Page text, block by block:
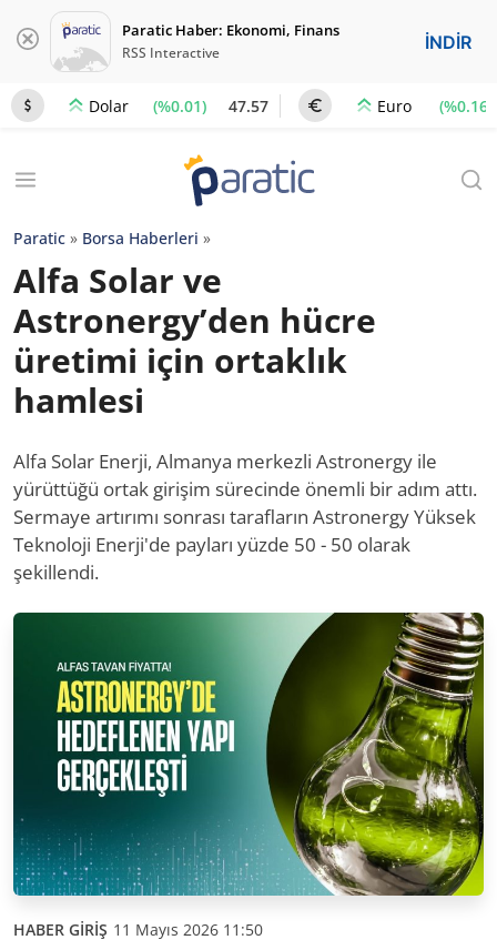
Paratic Haber: Ekonomi, Finans
RSS Interactive İNDİR
Dolar (%0.01) 47.57 Euro (%0.16)
Paratic » Borsa Haberleri »
Alfa Solar ve
Astronergy’den hücre
üretimi için ortaklık
hamlesi
Alfa Solar Enerji, Almanya merkezli Astronergy ile
yürüttüğü ortak girişim sürecinde önemli bir adım attı.
Sermaye artırımı sonrası tarafların Astronergy Yüksek
Teknoloji Enerji'de payları yüzde 50 - 50 olarak
şekillendi.
HABER GİRİŞ 11 Mayıs 2026 11:50